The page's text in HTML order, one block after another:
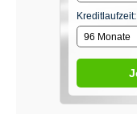
Kreditlaufzeit: